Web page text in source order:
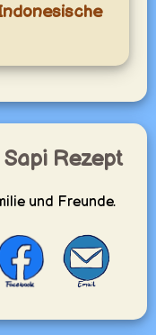
Rezept
und Freunde.